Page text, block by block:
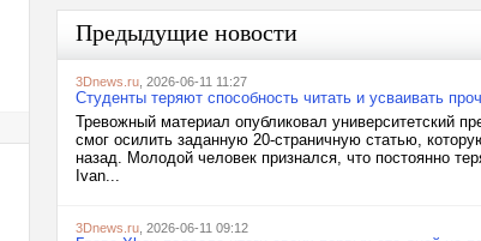
Предыдущие новости
3Dnews.ru , 2026-06-11 11:27
Студенты теряют способность читать и усваивать
Тревожный материал опубликовал университетский
смог осилить заданную 20-страничную статью,
назад. Молодой человек признался, что постоянно
Ivan...
3Dnews.ru , 2026-06-11 09:12